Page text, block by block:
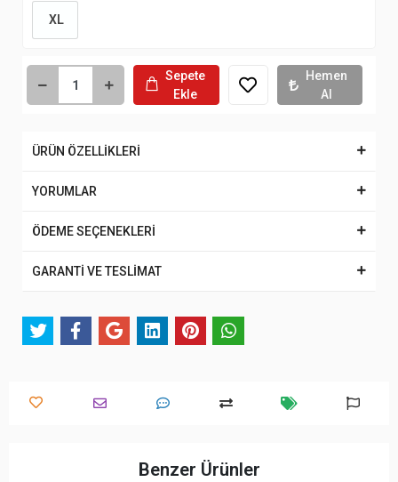
XL
Sepete
Ekle
Hemen
Al
ÜRÜN ÖZELLİKLERİ
YORUMLAR
ÖDEME SEÇENEKLERİ
GARANTİ VE TESLİMAT
Benzer Ürünler